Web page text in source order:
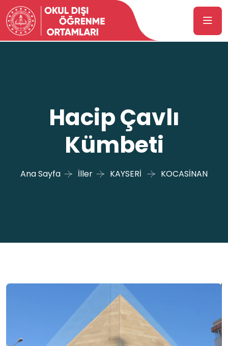
Hacip Çavlı
Kümbeti
Ana Sayfa İller KAYSERİ KOCASİNAN